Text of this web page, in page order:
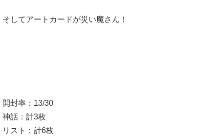
そしてアートカードが災い魔さん！
開封率：13/30
神話：計3枚
リスト：計6枚